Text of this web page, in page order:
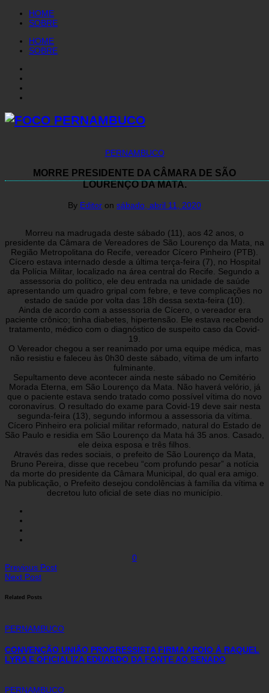
HOME
SOBRE
HOME
SOBRE
PERNAMBUCO
MORRE PRESIDENTE DA CÂMARA DE SÃO
LOURENÇO DA MATA.
By Editor on sábado, abril 11, 2020
Morreu na madrugada deste sábado (11), aos 42 anos, o
presidente da Câmara de Vereadores de São Lourenço da Mata, na
Região Metropolitana do Recife, vereador Cícero Pinheiro (PTB).
Cícero estava internado desde a última terça-feira (7), no Hospital
da Polícia Militar, localizado na área central do Recife. Segundo a
assessoria do político, ele deu entrada na unidade de saúde
apresentando um quadro gripal com febre, e teve complicações no
estado de saúde por volta das 18h dessa sexta-feira (10).
Ainda de acordo com a assessoria de Cícero, o vereador era
paciente crônico; tinha diabetes, hipertensão. Ele estava recebendo
tratamento, médico com o diagnóstico de suspeito caso da Covid-
19.
O Vereador chegou a ser reanimado por uma equipe médica, mas
não resistiu e faleceu às 0h30 deste sábado, vítima de um infarto
fulminante.
Sepultamento deve acontecer ainda neste sábado no Cemitério
Morada Eterna, em São Lourenço da Mata. Não haverá velório, já
que o paciente estava sendo tratado como possível vítima do novo
coronavírus. O resultado do exame para Covid-19 deve sair nesta
segunda-feira (13), segundo informou a assessoria da vítima.
Cícero Pinheiro era policial militar reformado, natural do Estado de
São Paulo e residia em São Lourenço da Mata há 35 anos. Casado,
ele deixa esposa e três filhos.
Através das redes sociais, o prefeito de São Lourenço da Mata,
Bruno Pereira, disse que recebeu “com profundo pesar” a notícia
da morte do presidente da Câmara Municipal, do qual era amigo.
Na publicação, o Prefeito desejou condolências à família da vítima e
decretou luto oficial de sete dias no município.
0
Previous Post
Next Post
Related Posts
PERNAMBUCO
CONVENÇÃO UNIÃO PROGRESSISTA FIRMA APOIO À RAQUEL
LYRA E OFICIALIZA EDUARDO DA FONTE AO SENADO
PERNAMBUCO